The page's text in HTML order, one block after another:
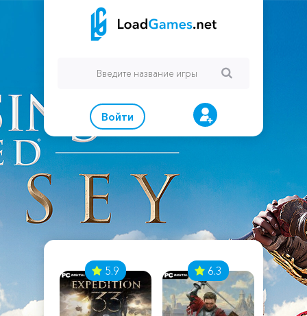
Войти
5.9 6.3